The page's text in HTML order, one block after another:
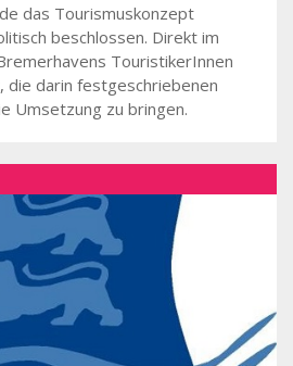
das Tourismuskonzept
beschlossen. Direkt im
TouristikerInnen
die darin festgeschriebenen
Umsetzung zu bringen.